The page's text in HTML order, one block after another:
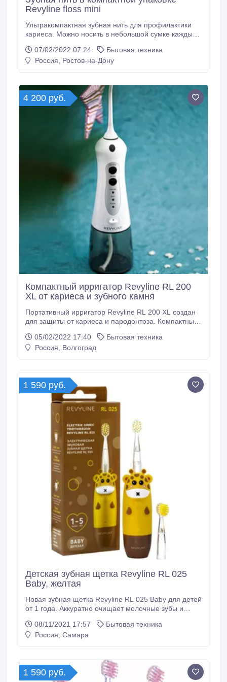
Revyline floss mini
Ультракомпактная зубная нить для профилактики
кариеса. Можно носить в небольшой сумке каждый
сложных участков зубного ряда. Освежает дыхание
и защищает от кариеса. Сайт -
07/02/2022 07:24
Бытовая техника
Россия, Ростов-на-Дону
4 200 руб.
Компактный ирригатор Revyline RL 200
XL от кариеса и зубного камня
Портативный ирригатор Revyline RL 200 XL создан
для защиты от кариеса и пародонтоза. Компактный
режима работы и 2 насадки в комплекте. Идеален
для путешествий и командировок. Сайт -
05/02/2022 17:40
Бытовая техника
Россия, Волгоград
1 590 руб.
Детская зубная щетка Revyline RL 025
Baby, желтая
Новая зубная щетка Revyline RL 025 Baby для детей
от 1 года. Аккуратно очищает молочные зубы и
насадки с нейлоновыми щетинками. Устройство
работает на батарейке. Сайт -
evyline_rl_025_baby_yellow.
08/11/2021 17:57
Бытовая техника
Россия, Самара
1 590 руб.